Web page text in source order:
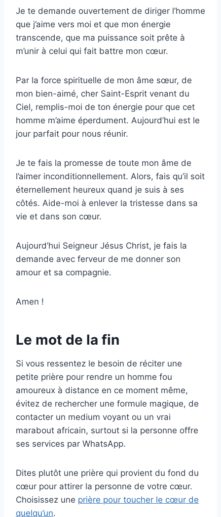
Je te demande ouvertement de diriger l’homme
que j’aime vers moi et que mon énergie
transcende, que ma puissance soit prête à
m’unir à celui qui fait battre mon cœur.
Par la force spirituelle de mon âme sœur, de
mon bien-aimé, cher Saint-Esprit venant du
Ciel, remplis-moi de ton énergie pour que cet
homme m’aime éperdument. Aujourd’hui est le
jour parfait pour nous réunir.
Je te fais la promesse de toute mon âme de
l’aimer inconditionnellement. Alors, fais qu’il soit
éternellement heureux quand je suis à ses
côtés. Aide-moi à enlever la tristesse dans sa
vie et dans son cœur.
Aujourd’hui Seigneur Jésus Christ, je fais la
demande avec ferveur de me donner son
amour et sa compagnie.
Amen !
Le mot de la fin
Si vous ressentez le besoin de réciter une
petite prière pour rendre un homme fou
amoureux à distance en ce moment même,
évitez de rechercher une formule magique, de
contacter un medium voyant ou un vrai
marabout africain, surtout si la personne offre
ses services par WhatsApp.
Dites plutôt une prière qui provient du fond du
cœur pour attirer la personne de votre cœur.
Choisissez une prière pour toucher le cœur de
quelqu’un.